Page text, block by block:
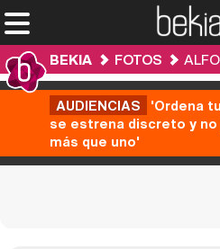
BEKIA FOTOS
AUDIENCIAS 'Ordena
se estrena discreto y
más que uno'